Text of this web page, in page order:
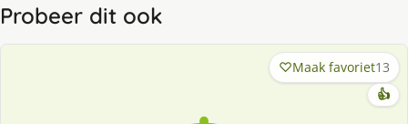
Probeer dit ook
Maak favoriet13
👍